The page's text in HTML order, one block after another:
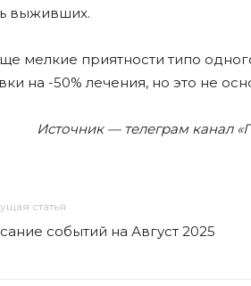
выживших.
мелкие приятности типо
на -50% лечения, но это не
Источник — телеграм канал
статья
событий на Август 2025